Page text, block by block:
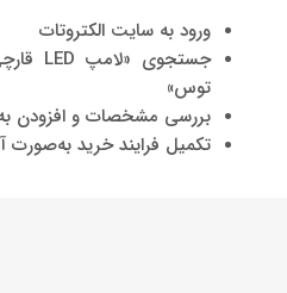
ورود به سایت الکتروتات
توس»
بررسی مشخصات و افزودن
تکمیل فرایند خرید به‌صورت